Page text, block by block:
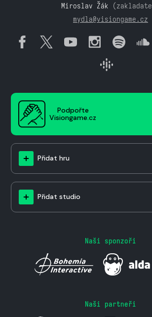
Miroslav Žák
mydla@visiongame.cz
Podpořte
Visiongame.cz
Přidat hru
Přidat studio
Naši sponzoři
Naši partneři